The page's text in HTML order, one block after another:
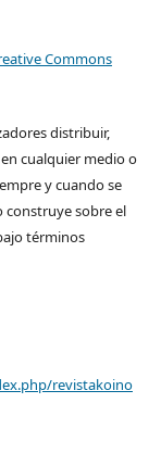
Commons
distribuir,
cualquier medio o
y cuando se
construye sobre el
términos
revistakoino